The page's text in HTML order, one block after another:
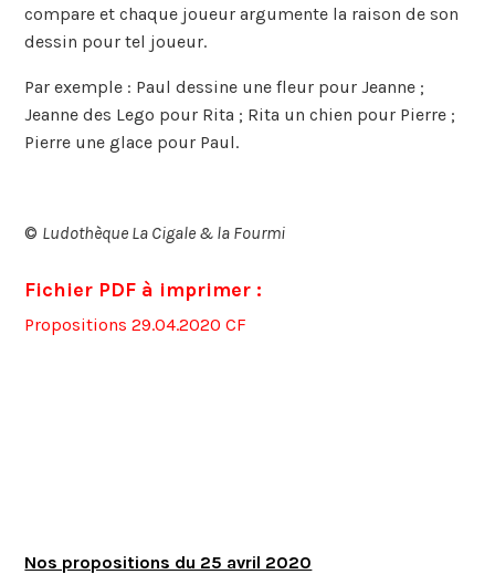
compare et chaque joueur argumente la raison de son
dessin pour tel joueur.
Par exemple : Paul dessine une fleur pour Jeanne ;
Jeanne des Lego pour Rita ; Rita un chien pour Pierre ;
Pierre une glace pour Paul.
© Ludothèque La Cigale & la Fourmi
Fichier PDF à imprimer :
Propositions 29.04.2020 CF
Nos propositions du 25 avril 2020